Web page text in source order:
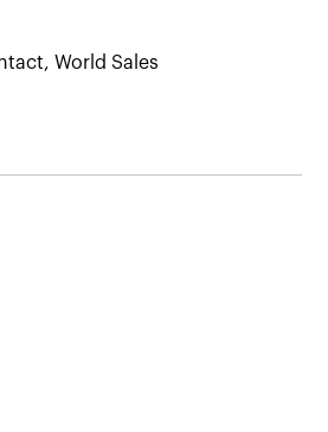
World Sales